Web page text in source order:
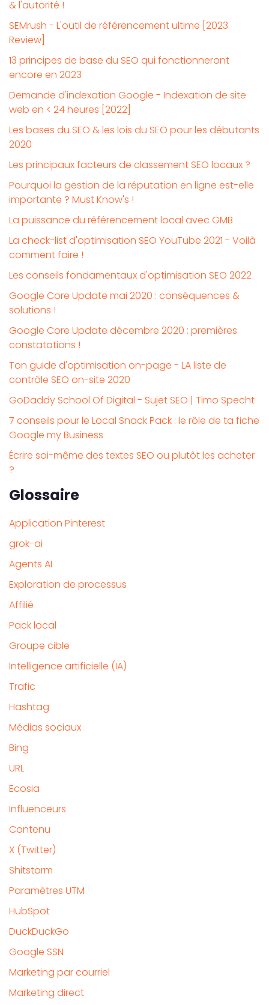
& l'autorité !
SEMrush - L'outil de référencement ultime [2023
Review]
13 principes de base du SEO qui fonctionneront
encore en 2023
Demande d'indexation Google - Indexation de site
web en < 24 heures [2022]
Les bases du SEO & les lois du SEO pour les débutants
2020
Les principaux facteurs de classement SEO locaux ?
Pourquoi la gestion de la réputation en ligne est-elle
importante ? Must Know's !
La puissance du référencement local avec GMB
La check-list d'optimisation SEO YouTube 2021 - Voilà
comment faire !
Les conseils fondamentaux d'optimisation SEO 2022
Google Core Update mai 2020 : conséquences &
solutions !
Google Core Update décembre 2020 : premières
constatations !
Ton guide d'optimisation on-page - LA liste de
contrôle SEO on-site 2020
GoDaddy School Of Digital - Sujet SEO | Timo Specht
7 conseils pour le Local Snack Pack : le rôle de ta fiche
Google my Business
Écrire soi-même des textes SEO ou plutôt les acheter
?
Glossaire
Application Pinterest
grok-ai
Agents AI
Exploration de processus
Affilié
Pack local
Groupe cible
Intelligence artificielle (IA)
Trafic
Hashtag
Médias sociaux
Bing
URL
Ecosia
Influenceurs
Contenu
X (Twitter)
Shitstorm
Paramètres UTM
HubSpot
DuckDuckGo
Google SSN
Marketing par courriel
Marketing direct